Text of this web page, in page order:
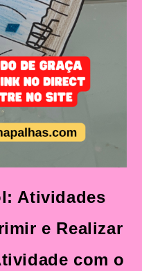
Atividades
e Realizar
com o